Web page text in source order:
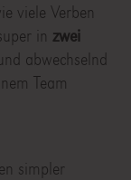
viele Verben
in zwei
abwechselnd
Team
simpler